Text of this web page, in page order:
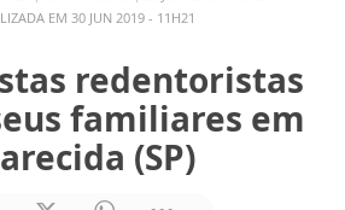
EM 30 JUN 2019 - 11H21
redentoristas
familiares em
(SP)